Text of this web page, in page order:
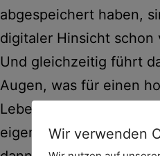
abgespeichert haben,
digitaler Hinsicht schon
Und gleichzeitig führt
Augen, was für einen
Lebensstandard wir in
eigentlich genießen.
Wir verwenden